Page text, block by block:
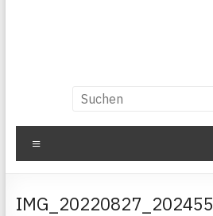
IMG_20220827_202455